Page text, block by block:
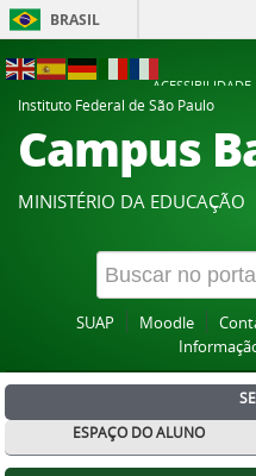
BRASIL
ACESSIBILIDADE
Instituto Federal de São Paulo
Campus
MINISTÉRIO DA EDUCAÇÃO
SUAP Moodle
ESPAÇO DO ALUNO